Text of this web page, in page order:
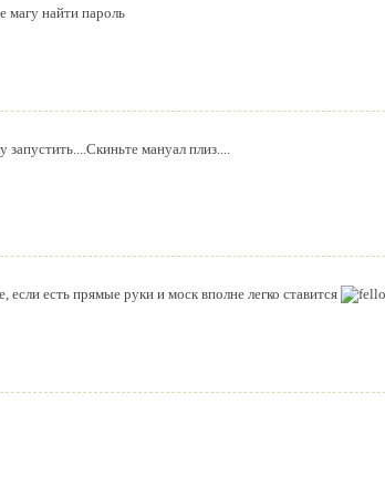
магу найти пароль
мануал плиз....
если есть прямые руки и моск вполне легко ставится